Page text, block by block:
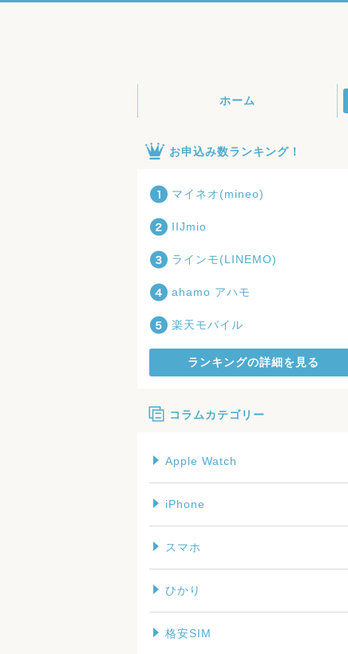
ホーム
お申込み数ランキング！
マイネオ(mineo)
IIJmio
ラインモ(LINEMO)
ahamo アハモ
楽天モバイル
ランキングの詳細を見る
コラムカテゴリー
Apple Watch
iPhone
スマホ
ひかり
格安SIM